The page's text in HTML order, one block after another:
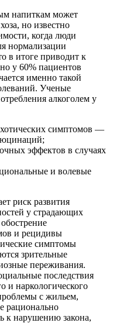
напиткам может
но известно
когда люди
нормализации
в итоге приводит к
у 60% пациентов
именно такой
Ученые
алкоголем у
симптомов —
эффектов в случаях
и волевые
риск развития
у страдающих
и рецидивы
симптомы
зрительные
переживания.
последствия
и наркологического
с жильем,
рационально
к нарушению закона,